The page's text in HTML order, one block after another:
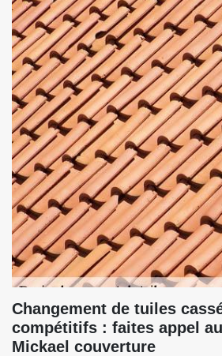
Changement de tuiles
compétitifs : faites appel
Mickael couverture